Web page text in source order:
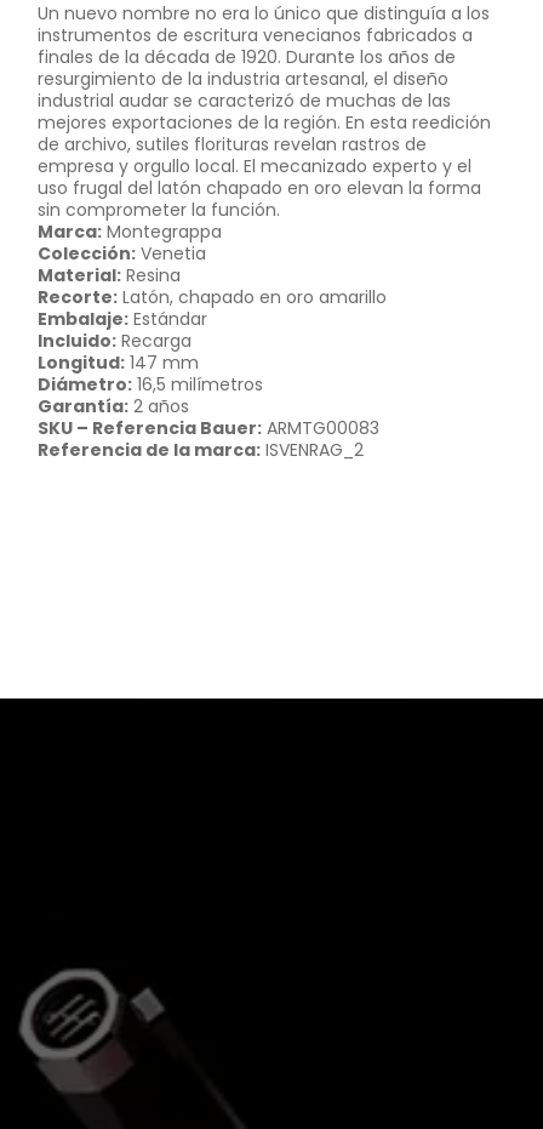
Un nuevo nombre no era lo único que distinguía a los
instrumentos de escritura venecianos fabricados a
finales de la década de 1920. Durante los años de
resurgimiento de la industria artesanal, el diseño
industrial audar se caracterizó de muchas de las
mejores exportaciones de la región. En esta reedición
de archivo, sutiles florituras revelan rastros de
empresa y orgullo local. El mecanizado experto y el
uso frugal del latón chapado en oro elevan la forma
sin comprometer la función.
Marca: Montegrappa
Colección: Venetia
Material: Resina
Recorte: Latón, chapado en oro amarillo
Embalaje: Estándar
Incluido: Recarga
Longitud: 147 mm
Diámetro: 16,5 milímetros
Garantía: 2 años
SKU – Referencia Bauer: ARMTG00083
Referencia de la marca: ISVENRAG_2